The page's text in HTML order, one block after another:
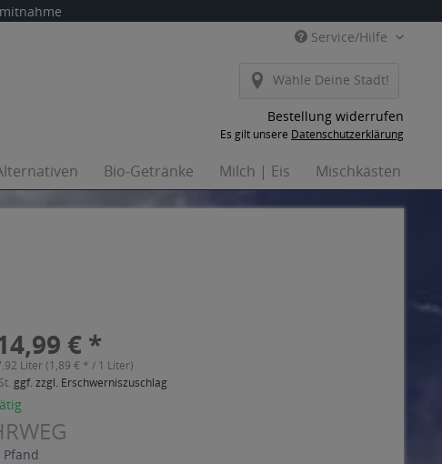
Service/Hilfe
Wähle Deine Stadt!
Bestellung widerrufen
Es gilt unsere Datenschutzerklärung
Bio-Getränke Milch | Eis Mischkästen
€ *
Liter (1,89 € * / 1 Liter)
ggf. zzgl. Erschwerniszuschlag
Pfand